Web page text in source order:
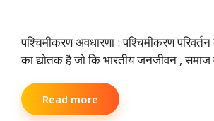
पश्चिमीकरण अवधारणा : पश्चिमीकरण
का द्योतक है जो कि भारतीय जनजीवन ,
Read more